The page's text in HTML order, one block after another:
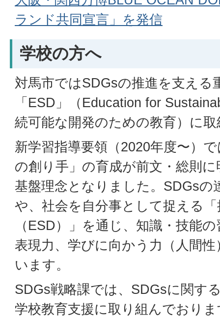
ランド共同宣言」を発信
学校の方へ
対馬市ではSDGsの推進を支える
「ESD」（Education for
続可能な開発のための教育）に
新学習指導要領（2020年度〜）
の創り手」の育成が前文・総則
基盤理念となりました。SDGsの
や、社会を自分事として捉える
（ESD）」を通じ、知識・技能
表現力、学びに向かう力（人間
います。
SDGs戦略課では、SDGsに関す
学校教育支援に取り組んでおり